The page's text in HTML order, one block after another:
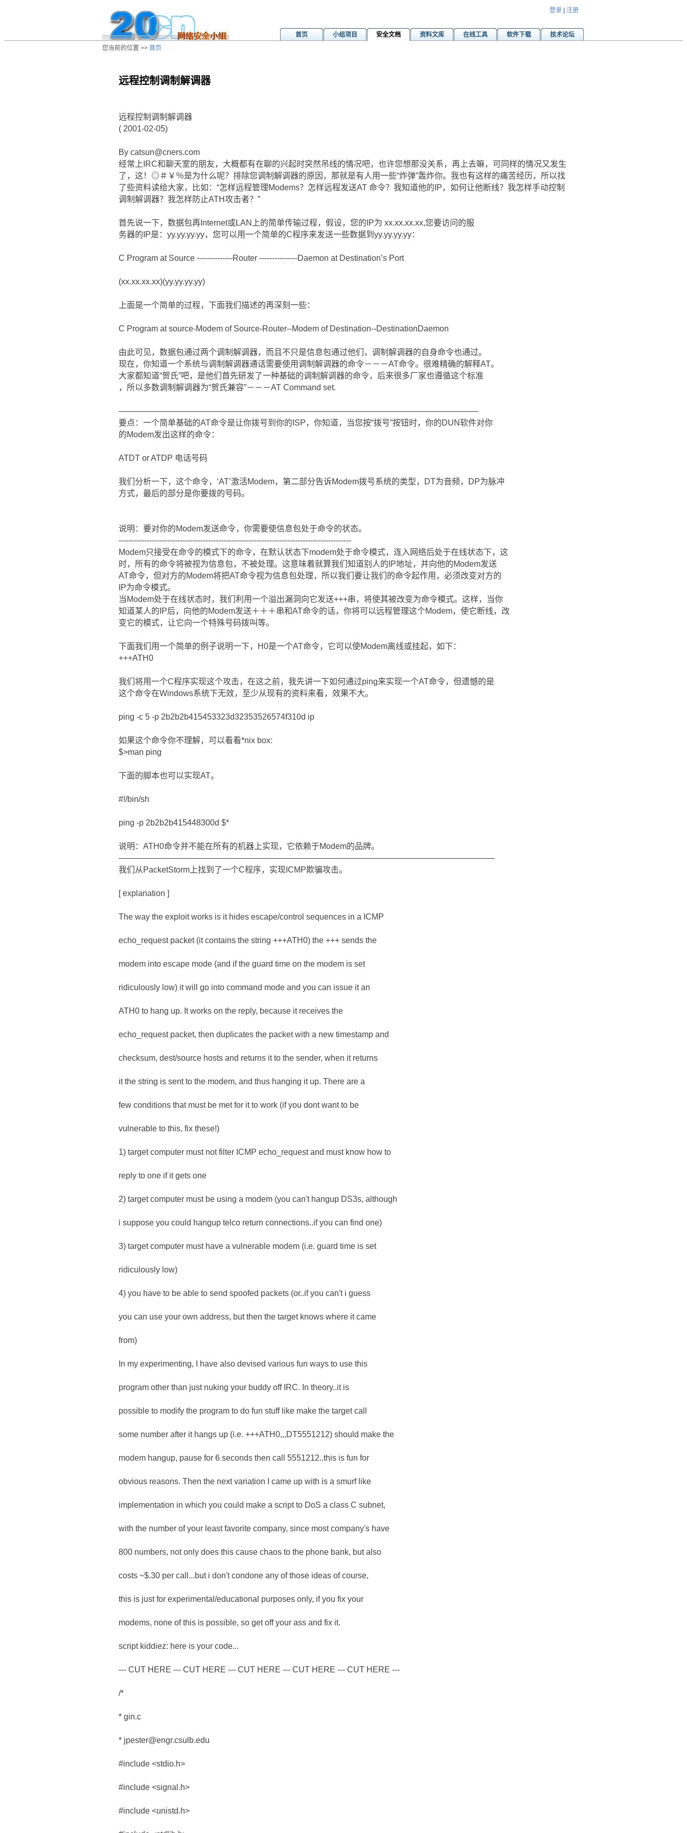
登录 注册
首页 小组项目 安全文档 资料文库 在线工具 软件下载
技术论坛
您当前的位置 >> 首页
远程控制调制解调器
远程控制调制解调器
( 2001-02-05)
By catsun@cners.com
经常上IRC和聊天室的朋友，大概都有在聊的兴起时突然吊线的情况吧，也许您想那没关系，再上去嘛，可同样的情况又发生
了，这！◎＃￥％是为什么呢？排除您调制解调器的原因，那就是有人用一些“炸弹”轰炸你。我也有这样的痛苦经历，所以找
了些资料读给大家，比如：“怎样远程管理Modems？怎样远程发送AT 命令？我知道他的IP，如何让他断线？我怎样手动控制
调制解调器？我怎样防止ATH攻击者？”
首先说一下，数据包再Internet或LAN上的简单传输过程，假设，您的IP为 xx.xx.xx.xx,您要访问的服
务器的IP是：yy.yy.yy.yy，您可以用一个简单的C程序来发送一些数据到yy.yy.yy.yy：
C Program at Source --------------Router ---------------Daemon at Destination’s Port
(xx.xx.xx.xx)(yy.yy.yy.yy)
上面是一个简单的过程，下面我们描述的再深刻一些：
C Program at source-Modem of Source-Router--Modem of Destination--DestinationDaemon
由此可见，数据包通过两个调制解调器，而且不只是信息包通过他们，调制解调器的自身命令也通过。
现在，你知道一个系统与调制解调器通话需要使用调制解调器的命令－－－AT命令。很难精确的解释AT。
大家都知道“贺氏”吧，是他们首先研发了一种基础的调制解调器的命令，后来很多厂家也遵循这个标准
，所以多数调制解调器为“贺氏兼容”－－－AT Command set.
――――――――――――――――――――――――――――――――――――――――――――
要点：一个简单基础的AT命令是让你拨号到你的ISP，你知道，当您按“拨号”按钮时，你的DUN软件对你
的Modem发出这样的命令：
ATDT or ATDP 电话号码
我们分析一下，这个命令，‘AT’激活Modem，第二部分告诉Modem拨号系统的类型，DT为音频，DP为脉冲
方式，最后的部分是你要拨的号码。
说明：要对你的Modem发送命令，你需要使信息包处于命令的状态。
-------------------------------------------------------------------------------------------
Modem只接受在命令的模式下的命令，在默认状态下modem处于命令模式，连入网络后处于在线状态下，这
时，所有的命令将被视为信息包，不被处理。这意味着就算我们知道别人的IP地址，并向他的Modem发送
AT命令，但对方的Modem将把AT命令视为信息包处理，所以我们要让我们的命令起作用，必须改变对方的
IP为命令模式。
当Modem处于在线状态时，我们利用一个溢出漏洞向它发送+++串，将使其被改变为命令模式。这样，当你
知道某人的IP后，向他的Modem发送＋＋＋串和AT命令的话，你将可以远程管理这个Modem，使它断线，改
变它的模式，让它向一个特殊号码拨叫等。
下面我们用一个简单的例子说明一下，H0是一个AT命令，它可以使Modem离线或挂起，如下：
+++ATH0
我们将用一个C程序实现这个攻击，在这之前，我先讲一下如何通过ping来实现一个AT命令，但遗憾的是
这个命令在Windows系统下无效，至少从现有的资料来看，效果不大。
ping -c 5 -p 2b2b2b415453323d32353526574f310d ip
如果这个命令你不理解，可以看看*nix box:
$>man ping
下面的脚本也可以实现AT。
#!/bin/sh
ping -p 2b2b2b415448300d $*
说明：ATH0命令并不能在所有的机器上实现，它依赖于Modem的品牌。
――――――――――――――――――――――――――――――――――――――――――――――
我们从PacketStorm上找到了一个C程序，实现ICMP欺骗攻击。
[ explanation ]
The way the exploit works is it hides escape/control sequences in a ICMP
echo_request packet (it contains the string +++ATH0) the +++ sends the
modem into escape mode (and if the guard time on the modem is set
ridiculously low) it will go into command mode and you can issue it an
ATH0 to hang up. It works on the reply, because it receives the
echo_request packet, then duplicates the packet with a new timestamp and
checksum, dest/source hosts and returns it to the sender, when it returns
it the string is sent to the modem, and thus hanging it up. There are a
few conditions that must be met for it to work (if you dont want to be
vulnerable to this, fix these!)
1) target computer must not filter ICMP echo_request and must know how to
reply to one if it gets one
2) target computer must be using a modem (you can't hangup DS3s, although
i suppose you could hangup telco return connections..if you can find one)
3) target computer must have a vulnerable modem (i.e. guard time is set
ridiculously low)
4) you have to be able to send spoofed packets (or..if you can't i guess
you can use your own address, but then the target knows where it came
from)
In my experimenting, I have also devised various fun ways to use this
program other than just nuking your buddy off IRC. In theory..it is
possible to modify the program to do fun stuff like make the target call
some number after it hangs up (i.e. +++ATH0,,,DT5551212) should make the
modem hangup, pause for 6 seconds then call 5551212..this is fun for
obvious reasons. Then the next variation I came up with is a smurf like
implementation in which you could make a script to DoS a class C subnet,
with the number of your least favorite company, since most company's have
800 numbers, not only does this cause chaos to the phone bank, but also
costs ~$.30 per call...but i don't condone any of those ideas of course,
this is just for experimental/educational purposes only, if you fix your
modems, none of this is possible, so get off your ass and fix it.
script kiddiez: here is your code...
--- CUT HERE --- CUT HERE --- CUT HERE --- CUT HERE --- CUT HERE ---
/*
* gin.c
* jpester@engr.csulb.edu
#include <stdio.h>
#include <signal.h>
#include <unistd.h>